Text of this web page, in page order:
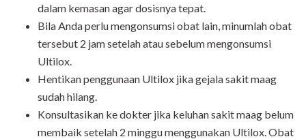
dalam kemasan agar dosisnya tepat.
Bila Anda perlu mengonsumsi obat lain, minumlah obat
tersebut 2 jam setelah atau sebelum mengonsumsi
Ultilox.
Hentikan penggunaan Ultilox jika gejala sakit maag
sudah hilang.
Konsultasikan ke dokter jika keluhan sakit maag belum
membaik setelah 2 minggu menggunakan Ultilox. Obat